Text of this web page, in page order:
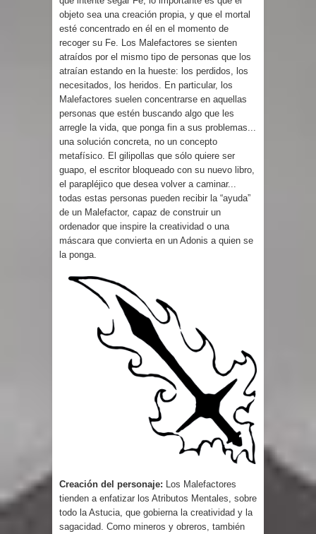
objeto sea una creación propia, y que el mortal
esté concentrado en él en el momento de
recoger su Fe. Los Malefactores se sienten
atraídos por el mismo tipo de personas que los
atraían estando en la hueste: los perdidos, los
necesitados, los heridos. En particular, los
Malefactores suelen concentrarse en aquellas
personas que estén buscando algo que les
arregle la vida, que ponga fin a sus problemas...
una solución concreta, no un concepto
metafísico. El gilipollas que sólo quiere ser
guapo, el escritor bloqueado con su nuevo libro,
el parapléjico que desea volver a caminar...
todas estas personas pueden recibir la “ayuda”
de un Malefactor, capaz de construir un
ordenador que inspire la creatividad o una
máscara que convierta en un Adonis a quien se
la ponga.
Creación del personaje: Los Malefactores
tienden a enfatizar los Atributos Mentales, sobre
todo la Astucia, que gobierna la creatividad y la
sagacidad. Como mineros y obreros, también